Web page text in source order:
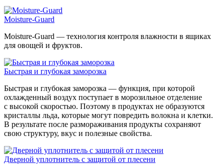
Moisture-Guard
Moisture-Guard — технология контроля влажности в ящиках
для овощей и фруктов.
Быстрая и глубокая заморозка
Быстрая и глубокая заморозка — функция, при которой
охлажденный воздух поступает в морозильное отделение
с высокой скоростью. Поэтому в продуктах не образуются
кристаллы льда, которые могут повредить волокна и клетки.
В результате после размораживания продукты сохраняют
свою структуру, вкус и полезные свойства.
Дверной уплотнитель с защитой от плесени